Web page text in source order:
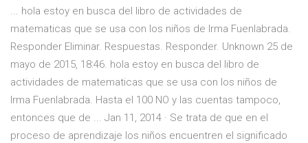
... hola estoy en busca del libro de actividades de
matematicas que se usa con los niños de Irma Fuenlabrada.
Responder Eliminar. Respuestas. Responder. Unknown 25 de
mayo de 2015, 18:46. hola estoy en busca del libro de
actividades de matematicas que se usa con los niños de
Irma Fuenlabrada. Hasta el 100 NO y las cuentas tampoco,
entonces que de ... Jan 11, 2014 · Se trata de que en el
proceso de aprendizaje los niños encuentren el significado